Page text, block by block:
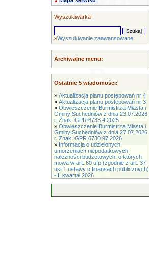
Wyszukiwarka
»Wyszukiwanie zaawansowane
Archiwalne menu:
Ostatnie 5 wiadomości:
» Aktualizacja planu postępowań nr 4
» Aktualizacja planu postępowań nr 3
» Obwieszczenie Burmistrza Miasta i
Gminy Suchedniów z dnia 23.07.2026
r. Znak: GPR.6733.4.2025
» Obwieszczenie Burmistrza Miasta i
Gminy Suchedniów z dnia 27.07.2026
r. Znak: GPR.6730.97.2026
» Informacja o udzielonych
umorzeniach niepodatkowych
należności budżetowych, o których
mowa w art. 60 ufp (zgodnie z art. 37
ust 1 ustawy o finansach publicznych)
- II kwartał 2026